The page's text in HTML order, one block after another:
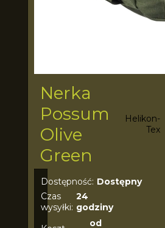
Nerka
Possum
Olive
Green
Helikon-
Tex
Dostępność: Dostępny
Czas
wysyłki:
24
godziny
od